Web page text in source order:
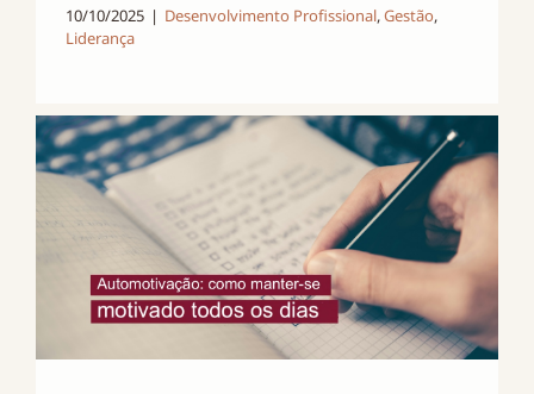
10/10/2025 | Desenvolvimento Profissional,Gestão,
Liderança